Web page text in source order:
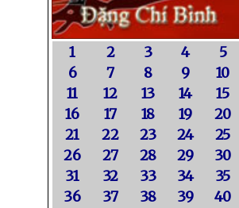
1 2 3 4
5
6
7 8 9
10
11
12 13 14
15
16
17 18 19
20
21
22 23 24
25
26
27 28 29
30
31
32 33 34
35
36
37 38 39
40